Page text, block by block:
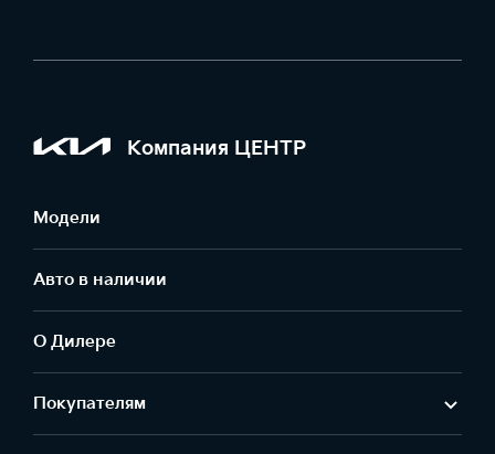
Компания ЦЕНТР
Модели
Авто в наличии
О Дилере
Покупателям